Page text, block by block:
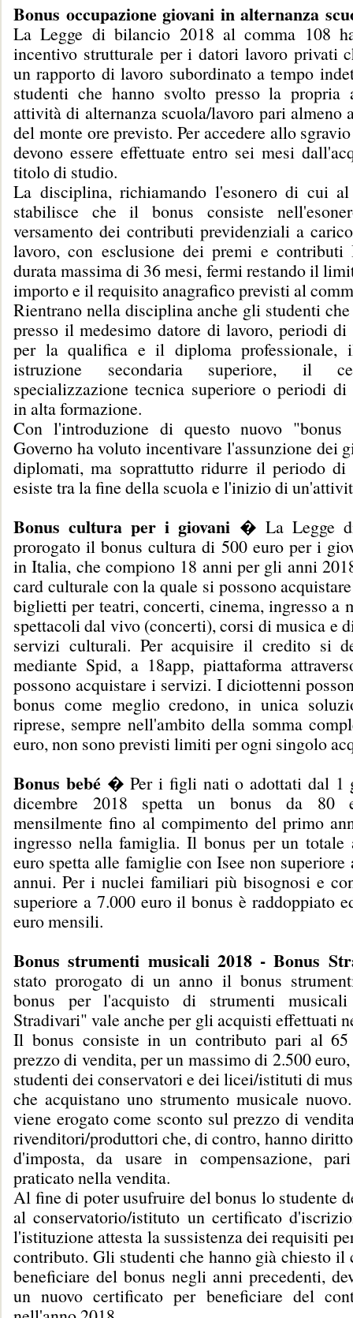
Bonus occupazione giovani in alternanza
La Legge di bilancio 2018 al comma 108
incentivo strutturale per i datori lavoro privati
un rapporto di lavoro subordinato a tempo
studenti che hanno svolto presso la propria
attività di alternanza scuola/lavoro pari almeno
del monte ore previsto. Per accedere allo
devono essere effettuate entro sei mesi
titolo di studio.
La disciplina, richiamando l'esonero di cui
stabilisce che il bonus consiste
versamento dei contributi previdenziali a
lavoro, con esclusione dei premi e
durata massima di 36 mesi, fermi restando il
importo e il requisito anagrafico previsti al
Rientrano nella disciplina anche gli studenti
presso il medesimo datore di lavoro, periodi di
per la qualifica e il diploma professionale,
istruzione secondaria superiore, il
specializzazione tecnica superiore o periodi di
in alta formazione.
Con l'introduzione di questo nuovo
Governo ha voluto incentivare l'assunzione dei
diplomati, ma soprattutto ridurre il periodo
esiste tra la fine della scuola e l'inizio di
Bonus cultura per i giovani � La Legge
prorogato il bonus cultura di 500 euro per i
in Italia, che compiono 18 anni per gli anni
card culturale con la quale si possono
biglietti per teatri, concerti, cinema, ingresso a
spettacoli dal vivo (concerti), corsi di musica e
servizi culturali. Per acquisire il credito si
mediante Spid, a 18app, piattaforma
possono acquistare i servizi. I diciottenni
bonus come meglio credono, in unica
riprese, sempre nell'ambito della somma
euro, non sono previsti limiti per ogni singolo
Bonus bebé� Per i figli nati o adottati dal 1
dicembre 2018 spetta un bonus da 80
mensilmente fino al compimento del primo
ingresso nella famiglia. Il bonus per un totale
euro spetta alle famiglie con Isee non superiore
annui. Per i nuclei familiari più bisognosi e
superiore a 7.000 euro il bonus è raddoppiato
euro mensili.
Bonus strumenti musicali 2018 - Bonus
stato prorogato di un anno il bonus
bonus per l'acquisto di strumenti
Stradivari" vale anche per gli acquisti effettuati
Il bonus consiste in un contributo pari al 65
prezzo di vendita, per un massimo di 2.500
studenti dei conservatori e dei licei/istituti di
che acquistano uno strumento musicale
viene erogato come sconto sul prezzo di
rivenditori/produttori che, di contro, hanno
d'imposta, da usare in compensazione,
praticato nella vendita.
Al fine di poter usufruire del bonus lo studente
al conservatorio/istituto un certificato
l'istituzione attesta la sussistenza dei requisiti
contributo. Gli studenti che hanno già chiesto il
beneficiare del bonus negli anni precedenti,
un nuovo certificato per beneficiare del